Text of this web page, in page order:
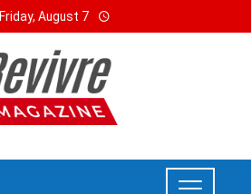
Friday, August 7